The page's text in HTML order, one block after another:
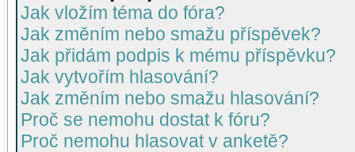
Jak vložím téma do fóra?
Jak změním nebo smažu příspěvek?
Jak přidám podpis k mému příspěvku?
Jak vytvořím hlasování?
Jak změním nebo smažu hlasování?
Proč se nemohu dostat k fóru?
Proč nemohu hlasovat v anketě?